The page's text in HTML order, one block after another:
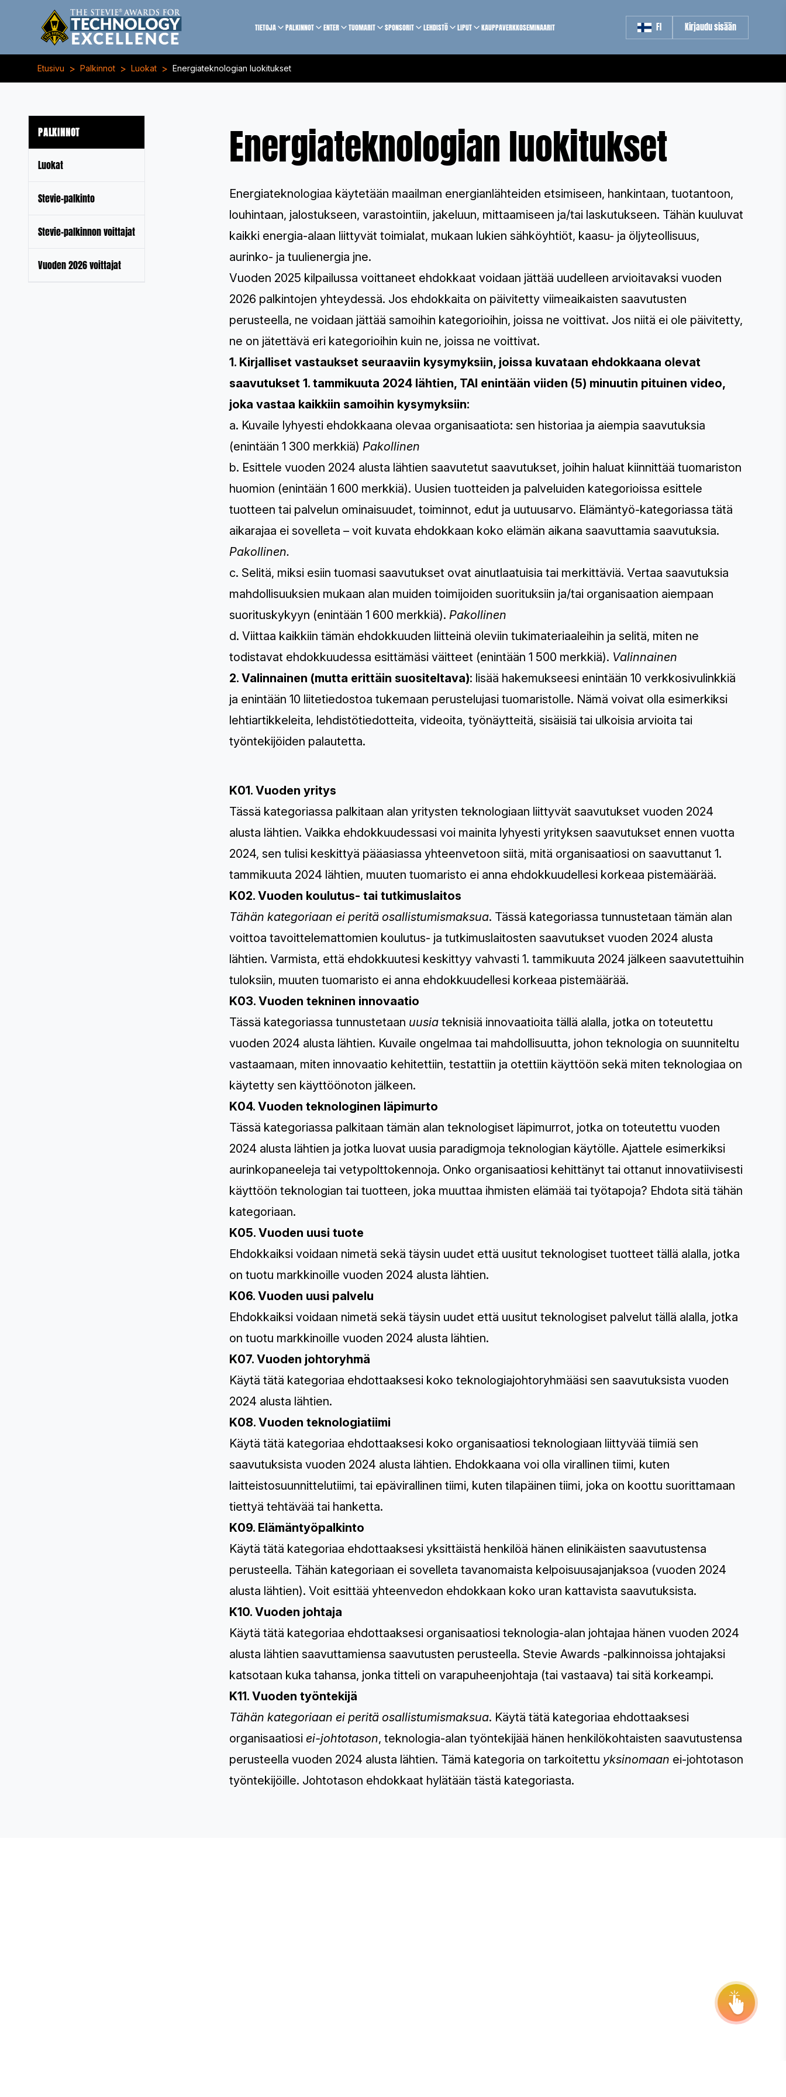
TIETOJA PALKINNOT ENTER TUOMARIT SPONSORIT LEHDISTÖ LIPUT KAUPPAVERKKOSEMINAARIT FI Kirjaudu sisään
Etusivu > Palkinnot > Luokat > Energiateknologian luokitukset
PALKINNOT
Luokat
Stevie-palkinto
Stevie-palkinnon voittajat
Vuoden 2026 voittajat
Energiateknologian luokitukset
Energiateknologiaa käytetään maailman energianlähteiden etsimiseen, hankintaan, tuotantoon,
louhintaan, jalostukseen, varastointiin, jakeluun, mittaamiseen ja/tai laskutukseen. Tähän kuuluvat
kaikki energia-alaan liittyvät toimialat, mukaan lukien sähköyhtiöt, kaasu- ja öljyteollisuus,
aurinko- ja tuulienergia jne.
Vuoden 2025 kilpailussa voittaneet ehdokkaat voidaan jättää uudelleen arvioitavaksi vuoden
2026 palkintojen yhteydessä. Jos ehdokkaita on päivitetty viimeaikaisten saavutusten
perusteella, ne voidaan jättää samoihin kategorioihin, joissa ne voittivat. Jos niitä ei ole päivitetty,
ne on jätettävä eri kategorioihin kuin ne, joissa ne voittivat.
1. Kirjalliset vastaukset seuraaviin kysymyksiin, joissa kuvataan ehdokkaana olevat
saavutukset 1. tammikuuta 2024 lähtien, TAI enintään viiden (5) minuutin pituinen video,
joka vastaa kaikkiin samoihin kysymyksiin:
a. Kuvaile lyhyesti ehdokkaana olevaa organisaatiota: sen historiaa ja aiempia saavutuksia
(enintään 1 300 merkkiä) Pakollinen
b. Esittele vuoden 2024 alusta lähtien saavutetut saavutukset, joihin haluat kiinnittää tuomariston
huomion (enintään 1 600 merkkiä). ​​Uusien tuotteiden ja palveluiden kategorioissa esittele
tuotteen tai palvelun ominaisuudet, toiminnot, edut ja uutuusarvo. Elämäntyö-kategoriassa tätä
aikarajaa ei sovelleta – voit kuvata ehdokkaan koko elämän aikana saavuttamia saavutuksia.
Pakollinen.
c. Selitä, miksi esiin tuomasi saavutukset ovat ainutlaatuisia tai merkittäviä. Vertaa saavutuksia
mahdollisuuksien mukaan alan muiden toimijoiden suorituksiin ja/tai organisaation aiempaan
suorituskykyyn (enintään 1 600 merkkiä). Pakollinen
d. Viittaa kaikkiin tämän ehdokkuuden liitteinä oleviin tukimateriaaleihin ja selitä, miten ne
todistavat ehdokkuudessa esittämäsi väitteet (enintään 1 500 merkkiä). Valinnainen
2. Valinnainen (mutta erittäin suositeltava): lisää hakemukseesi enintään 10 verkkosivulinkkiä
ja enintään 10 liitetiedostoa tukemaan perustelujasi tuomaristolle. Nämä voivat olla esimerkiksi
lehtiartikkeleita, lehdistötiedotteita, videoita, työnäytteitä, sisäisiä tai ulkoisia arvioita tai
työntekijöiden palautetta.
K01. Vuoden yritys
Tässä kategoriassa palkitaan alan yritysten teknologiaan liittyvät saavutukset vuoden 2024
alusta lähtien. Vaikka ehdokkuudessasi voi mainita lyhyesti yrityksen saavutukset ennen vuotta
2024, sen tulisi keskittyä pääasiassa yhteenvetoon siitä, mitä organisaatiosi on saavuttanut 1.
tammikuuta 2024 lähtien, muuten tuomaristo ei anna ehdokkuudellesi korkeaa pistemäärää.
K02. Vuoden koulutus- tai tutkimuslaitos
Tähän kategoriaan ei peritä osallistumismaksua. Tässä kategoriassa tunnustetaan tämän alan
voittoa tavoittelemattomien koulutus- ja tutkimuslaitosten saavutukset vuoden 2024 alusta
lähtien. Varmista, että ehdokkuutesi keskittyy vahvasti 1. tammikuuta 2024 jälkeen saavutettuihin
tuloksiin, muuten tuomaristo ei anna ehdokkuudellesi korkeaa pistemäärää.
K03. Vuoden tekninen innovaatio
Tässä kategoriassa tunnustetaan uusia teknisiä innovaatioita tällä alalla, jotka on toteutettu
vuoden 2024 alusta lähtien. Kuvaile ongelmaa tai mahdollisuutta, johon teknologia on suunniteltu
vastaamaan, miten innovaatio kehitettiin, testattiin ja otettiin käyttöön sekä miten teknologiaa on
käytetty sen käyttöönoton jälkeen.
K04. Vuoden teknologinen läpimurto
Tässä kategoriassa palkitaan tämän alan teknologiset läpimurrot, jotka on toteutettu vuoden
2024 alusta lähtien ja jotka luovat uusia paradigmoja teknologian käytölle. Ajattele esimerkiksi
aurinkopaneeleja tai vetypolttokennoja. Onko organisaatiosi kehittänyt tai ottanut innovatiivisesti
käyttöön teknologian tai tuotteen, joka muuttaa ihmisten elämää tai työtapoja? Ehdota sitä tähän
kategoriaan.
K05. Vuoden uusi tuote
Ehdokkaiksi voidaan nimetä sekä täysin uudet että uusitut teknologiset tuotteet tällä alalla, jotka
on tuotu markkinoille vuoden 2024 alusta lähtien.
K06. Vuoden uusi palvelu
Ehdokkaiksi voidaan nimetä sekä täysin uudet että uusitut teknologiset palvelut tällä alalla, jotka
on tuotu markkinoille vuoden 2024 alusta lähtien.
K07. Vuoden johtoryhmä
Käytä tätä kategoriaa ehdottaaksesi koko teknologiajohtoryhmääsi sen saavutuksista vuoden
2024 alusta lähtien.
K08. Vuoden teknologiatiimi
Käytä tätä kategoriaa ehdottaaksesi koko organisaatiosi teknologiaan liittyvää tiimiä sen
saavutuksista vuoden 2024 alusta lähtien. Ehdokkaana voi olla virallinen tiimi, kuten
laitteistosuunnittelutiimi, tai epävirallinen tiimi, kuten tilapäinen tiimi, joka on koottu suorittamaan
tiettyä tehtävää tai hanketta.
K09. Elämäntyöpalkinto
Käytä tätä kategoriaa ehdottaaksesi yksittäistä henkilöä hänen elinikäisten saavutustensa
perusteella. Tähän kategoriaan ei sovelleta tavanomaista kelpoisuusajanjaksoa (vuoden 2024
alusta lähtien). Voit esittää yhteenvedon ehdokkaan koko uran kattavista saavutuksista.
K10. Vuoden johtaja
Käytä tätä kategoriaa ehdottaaksesi organisaatiosi teknologia-alan johtajaa hänen vuoden 2024
alusta lähtien saavuttamiensa saavutusten perusteella. Stevie Awards -palkinnoissa johtajaksi
katsotaan kuka tahansa, jonka titteli on varapuheenjohtaja (tai vastaava) tai sitä korkeampi.
K11. Vuoden työntekijä
Tähän kategoriaan ei peritä osallistumismaksua. Käytä tätä kategoriaa ehdottaaksesi
organisaatiosi ei-johtotason, teknologia-alan työntekijää hänen henkilökohtaisten saavutustensa
perusteella vuoden 2024 alusta lähtien. Tämä kategoria on tarkoitettu yksinomaan ei-johtotason
työntekijöille. Johtotason ehdokkaat hylätään tästä kategoriasta.